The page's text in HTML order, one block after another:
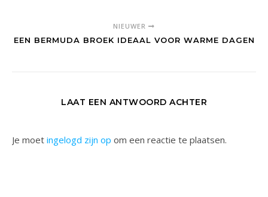
NIEUWER
EEN BERMUDA BROEK IDEAAL VOOR WARME DAGEN
LAAT EEN ANTWOORD ACHTER
Je moet ingelogd zijn op om een reactie te plaatsen.